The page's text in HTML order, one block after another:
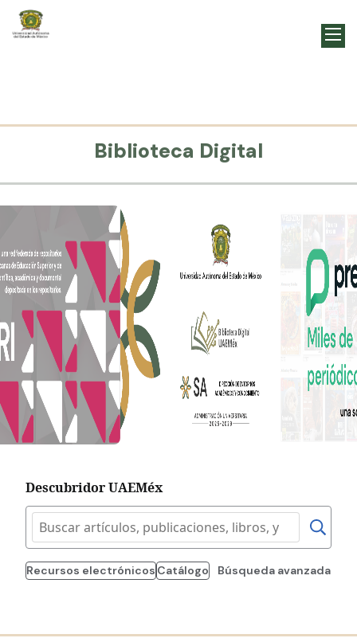
Biblioteca Digital
Descubridor UAEMéx
Recursos electrónicos Catálogo Búsqueda avanzada